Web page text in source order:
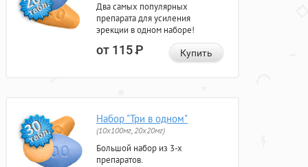
Два самых популярных
препарата для усиления
эрекции в одном наборе!
от 115Р Купить
Набор "Три в одном"
(10x100мг, 20x20мг)
Большой набор из 3-х
препаратов.